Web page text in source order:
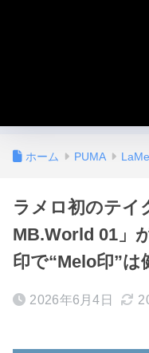
ホーム PUMA
ラメロ初のテイ
MB.World 01」
印で“Melo印”は
2026年6月4日